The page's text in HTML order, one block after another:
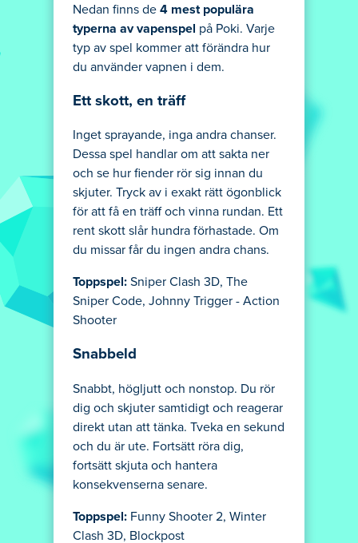
Nedan finns de 4 mest populära
typerna av vapenspel på Poki. Varje
typ av spel kommer att förändra hur
du använder vapnen i dem.
Ett skott, en träff
Inget sprayande, inga andra chanser.
Dessa spel handlar om att sakta ner
och se hur fiender rör sig innan du
skjuter. Tryck av i exakt rätt ögonblick
för att få en träff och vinna rundan. Ett
rent skott slår hundra förhastade. Om
du missar får du ingen andra chans.
Toppspel: Sniper Clash 3D, The
Sniper Code, Johnny Trigger - Action
Shooter
Snabbeld
Snabbt, högljutt och nonstop. Du rör
dig och skjuter samtidigt och reagerar
direkt utan att tänka. Tveka en sekund
och du är ute. Fortsätt röra dig,
fortsätt skjuta och hantera
konsekvenserna senare.
Toppspel: Funny Shooter 2, Winter
Clash 3D, Blockpost